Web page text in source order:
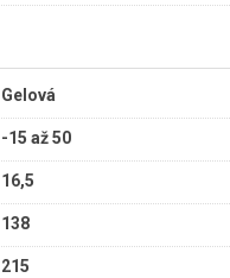
Gelová
-15 až 50
16,5
138
215